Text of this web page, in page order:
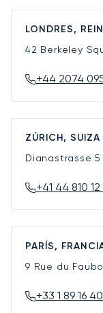
LONDRES,
42 Berkeley
+44 2074
ZÚRICH, SUIZA
Dianastrasse 5
+41 44 810 12
PARÍS,
9 Rue du
+33 1 89 16